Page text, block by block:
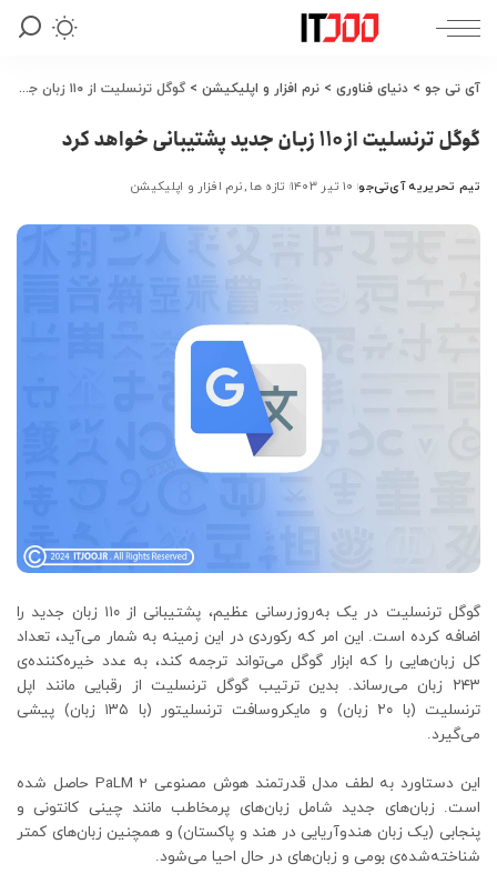
آی تی جو > دنیای فناوری > نرم افزار و اپلیکیشن > گوگل ترنسلیت از ۱۱۰ زبان جدید پشتیبانی خواهد کرد
گوگل ترنسلیت از ۱۱۰ زبان جدید پشتیبانی خواهد کرد
ارسال
توسط
تیم تحریریه آی‌تی‌جو ۱۰ تیر ۱۴۰۳ تازه ها نرم افزار و اپلیکیشن
گوگل ترنسلیت در یک به‌روزرسانی عظیم، پشتیبانی از ۱۱۰ زبان جدید را
اضافه کرده است. این امر که رکوردی در این زمینه به شمار می‌آید، تعداد
کل زبان‌هایی را که ابزار گوگل می‌تواند ترجمه کند، به عدد خیره‌کننده‌ی
۲۴۳ زبان می‌رساند. بدین ترتیب گوگل ترنسلیت از رقبایی مانند اپل
ترنسلیت (با ۲۰ زبان) و مایکروسافت ترنسلیتور (با ۱۳۵ زبان) پیشی
می‌گیرد.
این دستاورد به لطف مدل قدرتمند هوش مصنوعی PaLM 2 حاصل شده
است. زبان‌های جدید شامل زبان‌های پرمخاطب مانند چینی کانتونی و
پنجابی (یک زبان هندوآریایی در هند و پاکستان) و همچنین زبان‌های کمتر
شناخته‌شده‌ی بومی و زبان‌های در حال احیا می‌شود.